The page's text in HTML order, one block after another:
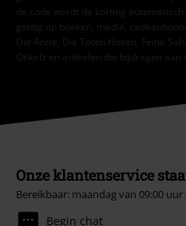
de code wordt de korting
geldig op boeken, media,
Die Ärzte, Die Toten Hosen, Feine
Onkelz en artikelen die bijdragen aan
Onze klantenservice
Bereikbaar: maandag van 09:00
Begin chat